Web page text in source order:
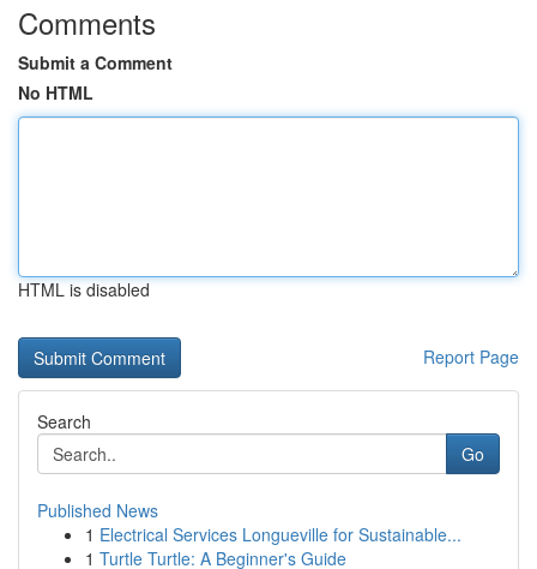
Comments
Submit a Comment
No HTML
HTML is disabled
Report Page
Search
Go
Published News
1 Electrical Services Longueville for Sustainable...
1 Turtle Turtle: A Beginner's Guide